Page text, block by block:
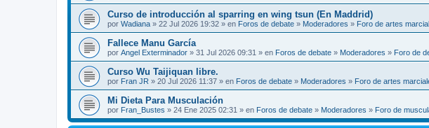
Curso de introducción al sparring en wing tsun (En Maddrid)
por Wadiana » 22 Jul 2026 19:32 » en Foros de debate » Moderadores » Foro de artes
Fallece Manu García
por Angel Exterminador » 31 Jul 2026 09:31 » en Foros de debate » Moderadores » Foro de
Curso Wu Taijiquan libre.
por Fran JR » 20 Jul 2026 11:37 » en Foros de debate » Moderadores » Foro de artes
Mi Dieta Para Musculación
por Fran_Bustes » 24 Ene 2025 02:31 » en Foros de debate » Moderadores » Foro de